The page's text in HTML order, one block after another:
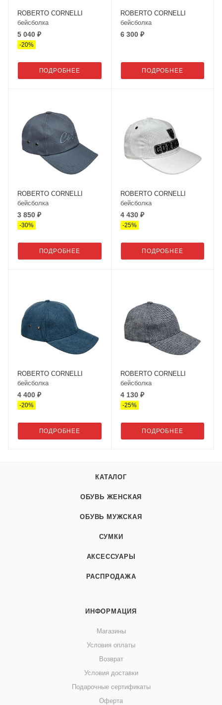
ROBERTO CORNELLI
бейсболка
5 040 ₽
-20%
ПОДРОБНЕЕ
ROBERTO CORNELLI
бейсболка
6 300 ₽
ПОДРОБНЕЕ
ROBERTO CORNELLI
бейсболка
3 850 ₽
-30%
ПОДРОБНЕЕ
ROBERTO CORNELLI
бейсболка
4 430 ₽
-25%
ПОДРОБНЕЕ
ROBERTO CORNELLI
бейсболка
4 400 ₽
-20%
ПОДРОБНЕЕ
ROBERTO CORNELLI
бейсболка
4 130 ₽
-25%
ПОДРОБНЕЕ
КАТАЛОГ
ОБУВЬ ЖЕНСКАЯ
ОБУВЬ МУЖСКАЯ
СУМКИ
АКСЕССУАРЫ
РАСПРОДАЖА
ИНФОРМАЦИЯ
Магазины
Условия оплаты
Возврат
Условия доставки
Подарочные сертификаты
Оферта